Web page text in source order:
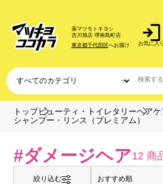
薬マツモトキヨシ
吉川旭店 堺南島町店
東京都千代田区へお届け お気に入り
トップビューティ・トイレタリーヘアケ
シャンプー・リンス（プレミアム）
#ダメージヘア12 商
絞り込む